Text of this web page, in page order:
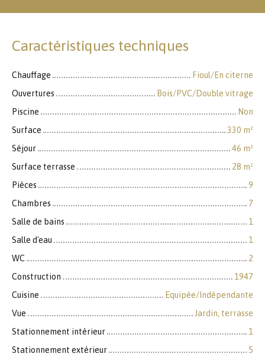
Caractéristiques techniques
Chauffage
Fioul/En citerne
Ouvertures
Bois/PVC/Double vitrage
Piscine
Non
Surface
330 m²
Séjour
46 m²
Surface terrasse
28 m²
Pièces
9
Chambres
7
Salle de bains
1
Salle d'eau
1
WC
2
Construction
1947
Cuisine
Equipée/Indépendante
Vue
Jardin, terrasse
Stationnement intérieur
1
Stationnement extérieur
5